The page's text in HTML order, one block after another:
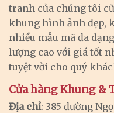
tranh của chúng tôi
khung hình ảnh đẹp,
nhiều mẫu mã đa
lượng cao với giá tốt
tuyệt vời cho quý
Cửa hàng Khung &
Địa chỉ: 385 đường